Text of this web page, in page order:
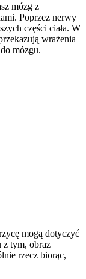
mózg z
Poprzez nerwy
części ciała. W
wrażenia
mózgu.
mogą dotyczyć
z tym, obraz
rzecz biorąc,